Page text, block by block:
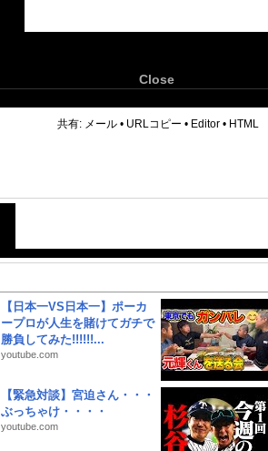
Close
共有: メール • URLコピー • Editor • HTML
【日本一VS日本一】ポーカ
ープロが人生を賭けてガチで
勝負してみた!!!!!!...
youtube.com
【緊急対談】宮迫さん・・・
ぶっちゃけ・・・・
youtube.com